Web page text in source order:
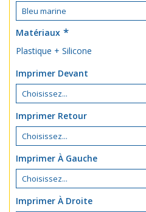
Matériaux
Plastique + Silicone
Imprimer Devant
Imprimer Retour
Imprimer À Gauche
Imprimer À Droite